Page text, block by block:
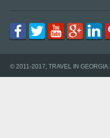
© 2011-2017, TRAVEL IN GEORGIA.